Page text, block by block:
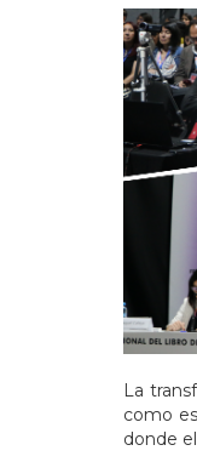
La
como
donde